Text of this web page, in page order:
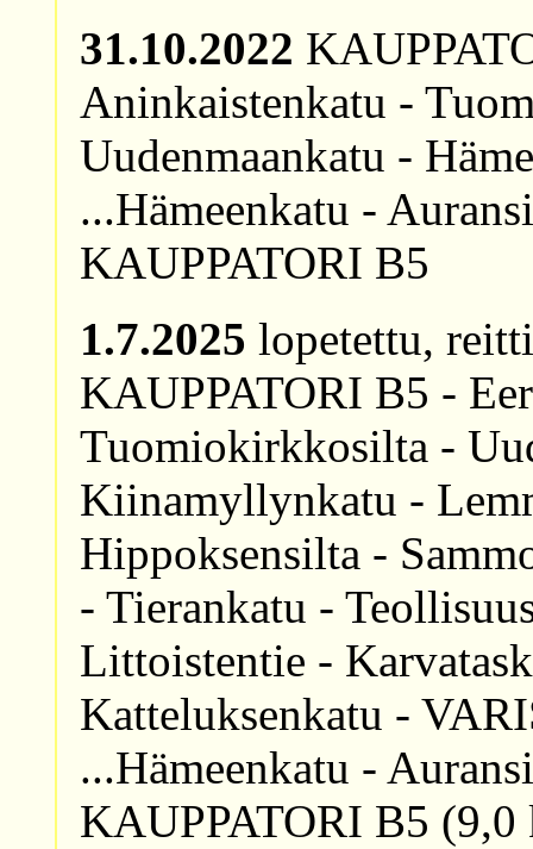
31.10.2022
Aninkaistenkatu -
Uudenmaankatu -
...Hämeenkatu -
KAUPPATORI B5
1.7.2025 lopetettu,
KAUPPATORI B5 -
Tuomiokirkkosilta -
Kiinamyllynkatu -
Hippoksensilta -
- Tierankatu -
Littoistentie -
Katteluksenkatu -
...Hämeenkatu -
KAUPPATORI B5